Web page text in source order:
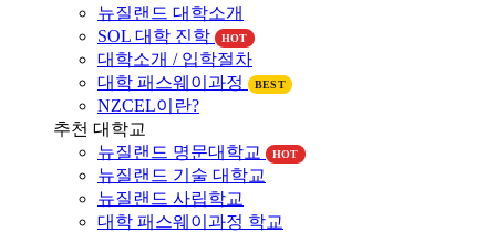
SOL 대학 진학
HOT
대학소개 / 입학절차
대학 패스웨이과정
NZCEL이란?
추천 대학교
뉴질랜드 명문대학교
뉴질랜드 기술 대학교
뉴질랜드 사립학교
대학 패스웨이과정 학교
호주 명문대학교